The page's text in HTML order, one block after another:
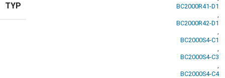
TYP
BC2000R41-D1
BC2000R42-D1
BC2000S4-C1
BC2000S4-C3
BC2000S4-C4